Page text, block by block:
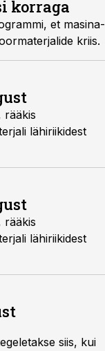
korraga
et masina-
kriis.
rääkis
lähiriikidest
rääkis
lähiriikidest
siis, kui